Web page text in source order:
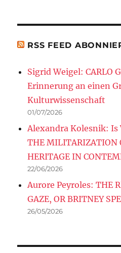
RSS FEED
Sigrid Weigel: CARLO
Erinnerung an einen
Kulturwissenschaft
01/07/2026
Alexandra Kolesnik: Is
THE MILITARIZATION
HERITAGE IN
22/06/2026
Aurore Peyroles: THE
GAZE, OR BRITNEY
26/05/2026